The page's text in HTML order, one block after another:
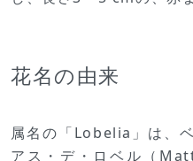
花名の由来
属名の「Lobelia」は、
アス・デ・ロベル（